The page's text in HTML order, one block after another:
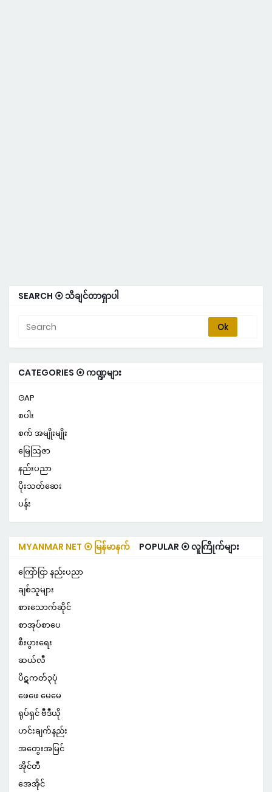
SEARCH ⦿ သိချင်တာရှာပါ
CATEGORIES ⦿ ကဏ္ဍများ
GAP
စပါး
စက် အမျိုးမျိုး
မြေသြဇာ
နည်းပညာ
ပိုးသတ်ဆေး
ပန်း
MYANMAR NET ⦿ မြန်မာနက် POPULAR ⦿ လူကြိုက်များ
ကြော်ငြာ နည်းပညာ
ချစ်သူများ
စားသောက်ဆိုင်
စာအုပ်စာပေ
စီးပွားရေး
ဆယ်လီ
ပိဋကတ်၃ပုံ
ဖေဖေ မေမေ
ရုပ်ရှင် ဗီဒီယို
ဟင်းချက်နည်း
အတွေးအမြင်
အိုင်တီ
အေအိုင်